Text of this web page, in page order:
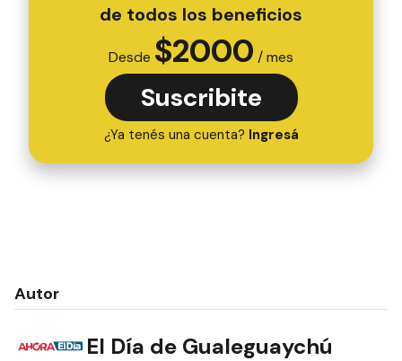
de todos los beneficios
Desde $2000 / mes
Suscribite
¿Ya tenés una cuenta? Ingresá
Autor
El Día de Gualeguaychú